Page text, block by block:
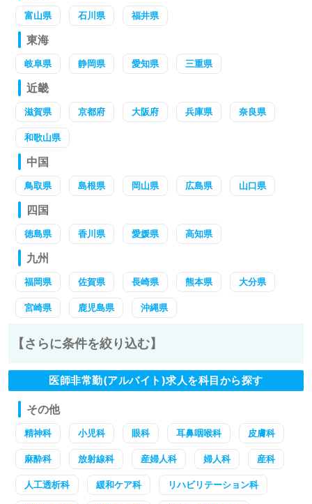
富山県 石川県 福井県
東海
岐阜県 静岡県 愛知県 三重県
近畿
滋賀県 京都府 大阪府 兵庫県 奈良県
和歌山県
中国
鳥取県 島根県 岡山県 広島県 山口県
四国
徳島県 香川県 愛媛県 高知県
九州
福岡県 佐賀県 長崎県 熊本県 大分県
宮崎県 鹿児島県 沖縄県
【さらに条件を絞り込む】
医師非常勤(アルバイト)求人を科目から探す
その他
精神科 小児科 眼科 耳鼻咽喉科 皮膚科
麻酔科 放射線科 産婦人科 婦人科 産科
人工透析科 緩和ケア科 リハビリテーション科